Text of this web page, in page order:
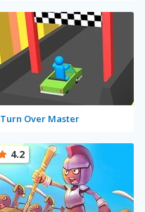
Turn Over Master
4.2